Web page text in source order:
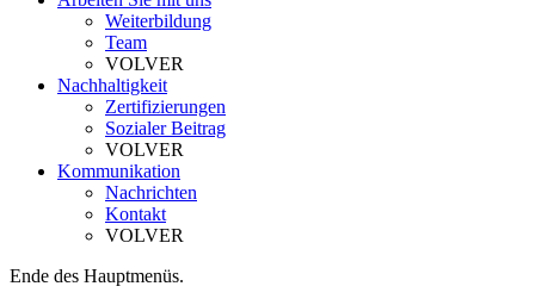
Weiterbildung
Team
VOLVER
Nachhaltigkeit
Zertifizierungen
Sozialer Beitrag
VOLVER
Kommunikation
Nachrichten
Kontakt
VOLVER
Ende des Hauptmenüs.